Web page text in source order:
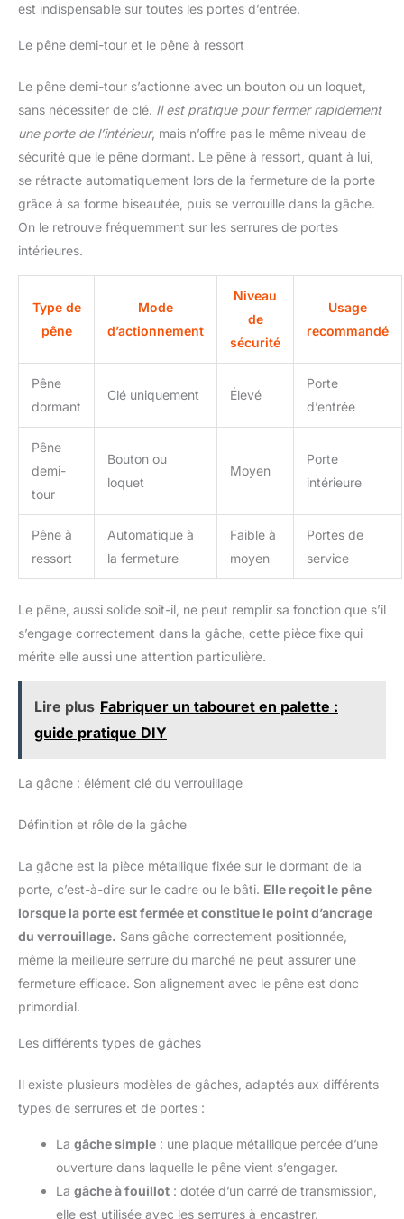
est indispensable sur toutes les portes d’entrée.
Le pêne demi-tour et le pêne à ressort
Le pêne demi-tour s’actionne avec un bouton ou un loquet,
sans nécessiter de clé. Il est pratique pour fermer rapidement
une porte de l’intérieur, mais n’offre pas le même niveau de
sécurité que le pêne dormant. Le pêne à ressort, quant à lui,
se rétracte automatiquement lors de la fermeture de la porte
grâce à sa forme biseautée, puis se verrouille dans la gâche.
On le retrouve fréquemment sur les serrures de portes
intérieures.
Type de
pêne
Mode
d’actionnement
Niveau
de
sécurité
Usage
recommandé
Pêne
dormant
Clé uniquement Élevé
Porte
d’entrée
Pêne
demi-
tour
Bouton ou
loquet
Moyen
Porte
intérieure
Pêne à
ressort
Automatique à
la fermeture
Faible à
moyen
Portes de
service
Le pêne, aussi solide soit-il, ne peut remplir sa fonction que s’il
s’engage correctement dans la gâche, cette pièce fixe qui
mérite elle aussi une attention particulière.
Lire plus Fabriquer un tabouret en palette :
guide pratique DIY
La gâche : élément clé du verrouillage
Définition et rôle de la gâche
La gâche est la pièce métallique fixée sur le dormant de la
porte, c’est-à-dire sur le cadre ou le bâti. Elle reçoit le pêne
lorsque la porte est fermée et constitue le point d’ancrage
du verrouillage. Sans gâche correctement positionnée,
même la meilleure serrure du marché ne peut assurer une
fermeture efficace. Son alignement avec le pêne est donc
primordial.
Les différents types de gâches
Il existe plusieurs modèles de gâches, adaptés aux différents
types de serrures et de portes :
La gâche simple : une plaque métallique percée d’une
ouverture dans laquelle le pêne vient s’engager.
La gâche à fouillot : dotée d’un carré de transmission,
elle est utilisée avec les serrures à encastrer.